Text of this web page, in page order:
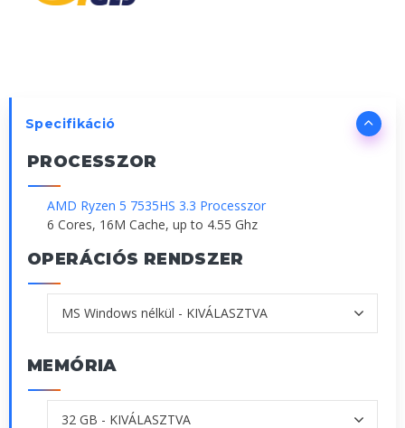
Specifikáció
PROCESSZOR
AMD Ryzen 5 7535HS 3.3 Processzor
6 Cores, 16M Cache, up to 4.55 Ghz
OPERÁCIÓS RENDSZER
MEMÓRIA